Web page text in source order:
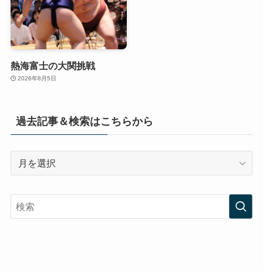
熱海富士の大関挑戦
2026年8月5日
過去記事＆検索はこちらから
事
＆